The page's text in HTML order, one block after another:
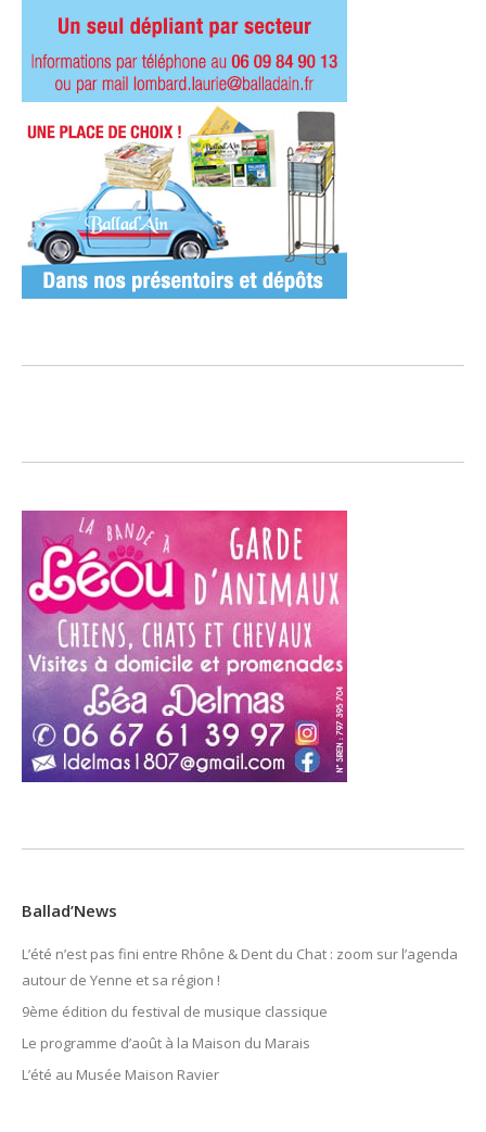
Ballad’News
L’été n’est pas fini entre Rhône & Dent du Chat : zoom sur l’agenda
autour de Yenne et sa région !
9ème édition du festival de musique classique
Le programme d’août à la Maison du Marais
L’été au Musée Maison Ravier